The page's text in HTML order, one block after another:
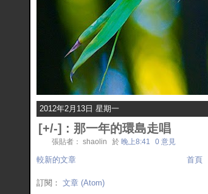
2012年2月13日 星期一
[+/-] : 那一年的環島走唱
張貼者： shaolin 於 晚上8:41 0 意見
較新的文章 首頁
訂閱： 文章 (Atom)